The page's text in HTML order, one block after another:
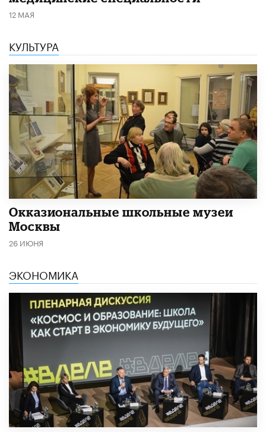
12 МАЯ
КУЛЬТУРА
​Окказиональные школьные музеи
Москвы
26 ИЮНЯ
ЭКОНОМИКА